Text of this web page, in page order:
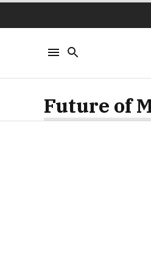
Future of